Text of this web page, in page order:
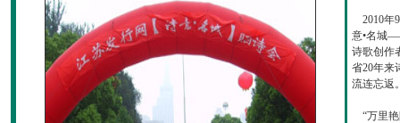
2010年
意•名城
诗歌创作
省20年来
流连忘返
“万里艳